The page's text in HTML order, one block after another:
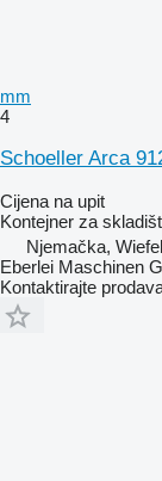
mm
4
Schoeller Arca
Cijena na upit
Kontejner za
Njemačka,
Eberlei Maschinen
Kontaktirajte